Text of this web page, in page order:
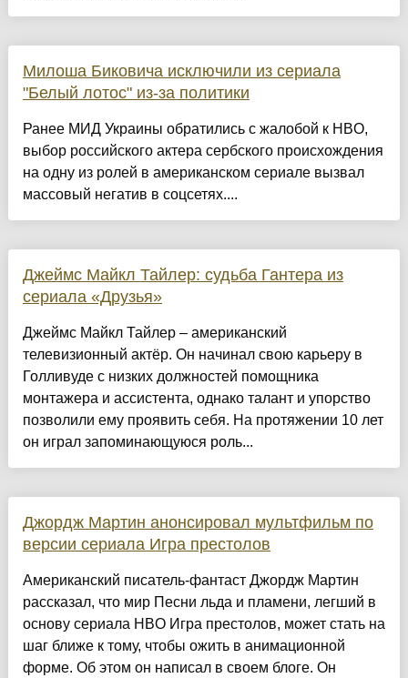
Милоша Биковича исключили из сериала
"Белый лотос" из-за политики
Ранее МИД Украины обратились с жалобой к HBO,
выбор российского актера сербского происхождения
на одну из ролей в американском сериале вызвал
массовый негатив в соцсетях....
Джеймс Майкл Тайлер: судьба Гантера из
сериала «Друзья»
Джеймс Майкл Тайлер – американский
телевизионный актёр. Он начинал свою карьеру в
Голливуде с низких должностей помощника
монтажера и ассистента, однако талант и упорство
позволили ему проявить себя. На протяжении 10 лет
он играл запоминающуюся роль...
Джордж Мартин анонсировал мультфильм по
версии сериала Игра престолов
Американский писатель-фантаст Джордж Мартин
рассказал, что мир Песни льда и пламени, легший в
основу сериала HBO Игра престолов, может стать на
шаг ближе к тому, чтобы ожить в анимационной
форме. Об этом он написал в своем блоге. Он